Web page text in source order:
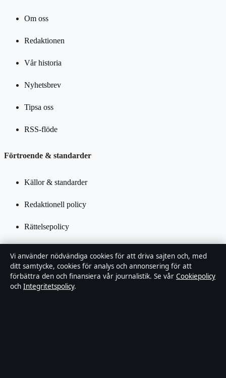
Om oss
Redaktionen
Vår historia
Nyhetsbrev
Tipsa oss
RSS-flöde
Förtroende & standarder
Källor & standarder
Redaktionell policy
Rättelsepolicy
Integritetspolicy
Kändisar & integritet
Vi använder nödvändiga cookies för att driva sajten och, med
ditt samtycke, cookies för analys och annonsering för att
förbättra den och finansiera vår journalistik. Se vår Cookiepolicy
och Integritetspolicy.